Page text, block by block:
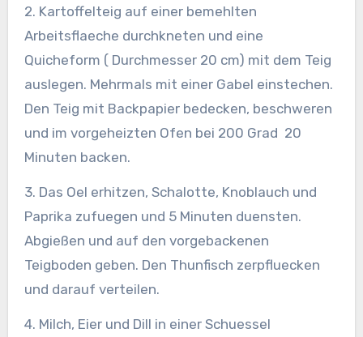
2. Kartoffelteig auf einer bemehlten
Arbeitsflaeche durchkneten und eine
Quicheform ( Durchmesser 20 cm) mit dem Teig
auslegen. Mehrmals mit einer Gabel einstechen.
Den Teig mit Backpapier bedecken, beschweren
und im vorgeheizten Ofen bei 200 Grad 20
Minuten backen.
3. Das Oel erhitzen, Schalotte, Knoblauch und
Paprika zufuegen und 5 Minuten duensten.
Abgießen und auf den vorgebackenen
Teigboden geben. Den Thunfisch zerpfluecken
und darauf verteilen.
4. Milch, Eier und Dill in einer Schuessel